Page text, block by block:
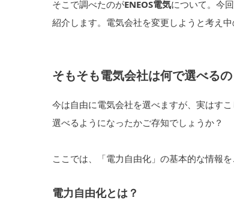
そこで調べたのがENEOS電気について。今
紹介します。電気会社を変更しようと考え中
そもそも電気会社は何で選べるの
今は自由に電気会社を選べますが、実はす
選べるようになったかご存知でしょうか？
ここでは、「電力自由化」の基本的な情報を
電力自由化とは？